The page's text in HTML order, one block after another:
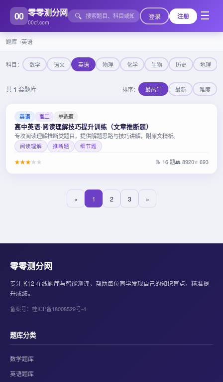
00 零零测分网
00cf.com
🔍 登录 注册 ☰
题库 英语
科目： 数学 语文 英语 物理 化学 生物 历史 地理
共 1 套题库 排序： 最热门 最新 难度
英语 高二 单选题
高中英语·阅读理解技巧提升训练（文章推断题）
专攻阅读理解推断类题目，提供解题思路与技巧讲解，附原文精析。
阅读理解 推断题 细节题
★★★★ ★ 📝 16 题👥 8920⭐ 693
« 1 2 3 »
零零测分网
专注 K12 在线题库与智能测评，帮助每位同学发现自己的知识盲点，精准提
升成绩。
备案号：桂ICP备18008529号-4
题库分类
数学题库
英语题库